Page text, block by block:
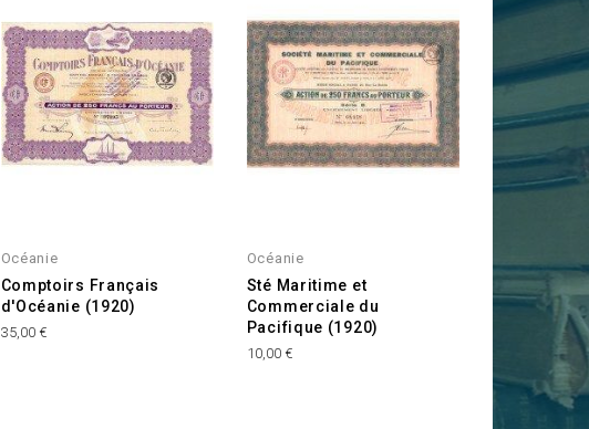
Océanie
Comptoirs Français
d'Océanie (1920)
Prix
35,00 €
Océanie
Sté Maritime et
Commerciale du
Pacifique (1920)
Prix
10,00 €